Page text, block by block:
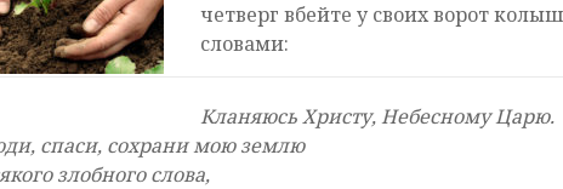
четверг вбейте у своих ворот
словами:
Кланяюсь Христу, Небесному Царю.
спаси, сохрани мою землю
злобного слова,